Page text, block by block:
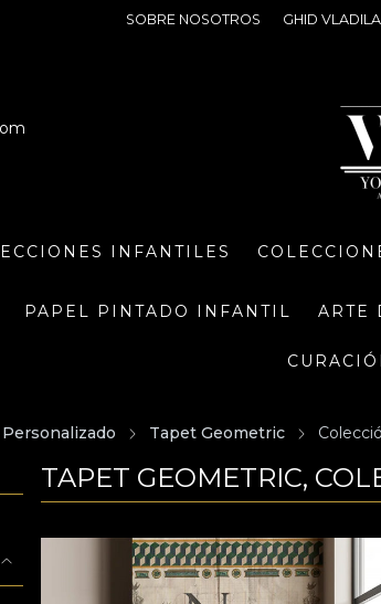
SOBRE NOSOTROS GHID VLADILA
INFANTILES
PAPEL PINTADO INFANTIL ARTE
Tapet Geometric
TAPET GEOMETRIC,